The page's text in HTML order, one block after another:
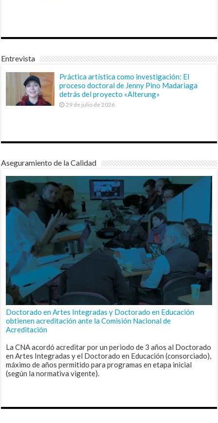
Entrevista
Práctica artística como investigación: El
proceso doctoral de Jenny Pino Madariaga
detrás del proyecto «Alterung»
29 de julio de 2026
Aseguramiento de la Calidad
Doctorado en Artes Integradas y Doctorado en Educación
obtienen acreditación ante la Comisión Nacional de
Acreditación
La CNA acordó acreditar por un periodo de 3 años al Doctorado
en Artes Integradas y el Doctorado en Educación (consorciado),
máximo de años permitido para programas en etapa inicial
(según la normativa vigente).